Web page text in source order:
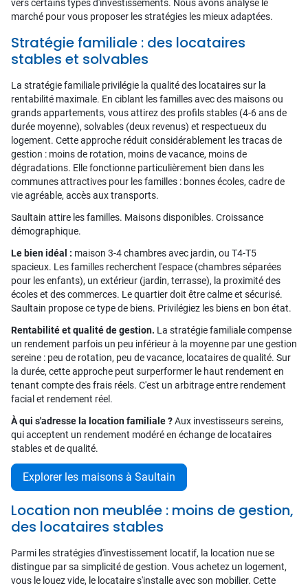
vers certains types d'investissements. Nous avons analysé le
marché pour vous proposer les stratégies les mieux adaptées.
Stratégie familiale : des locataires
stables et solvables
La stratégie familiale privilégie la qualité des locataires sur la
rentabilité maximale. En ciblant les familles avec des maisons ou
grands appartements, vous attirez des profils stables (4-6 ans de
durée moyenne), solvables (deux revenus) et respectueux du
logement. Cette approche réduit considérablement les tracas de
gestion : moins de rotation, moins de vacance, moins de
dégradations. Elle fonctionne particulièrement bien dans les
communes attractives pour les familles : bonnes écoles, cadre de
vie agréable, accès aux transports.
Saultain attire les familles. Maisons disponibles. Croissance
démographique.
Le bien idéal : maison 3-4 chambres avec jardin, ou T4-T5
spacieux. Les familles recherchent l'espace (chambres séparées
pour les enfants), un extérieur (jardin, terrasse), la proximité des
écoles et des commerces. Le quartier doit être calme et sécurisé.
Saultain propose ce type de biens. Privilégiez les biens en bon état.
Rentabilité et qualité de gestion. La stratégie familiale compense
un rendement parfois un peu inférieur à la moyenne par une gestion
sereine : peu de rotation, peu de vacance, locataires de qualité. Sur
la durée, cette approche peut surperformer le haut rendement en
tenant compte des frais réels. C'est un arbitrage entre rendement
facial et rendement réel.
À qui s'adresse la location familiale ?Aux investisseurs sereins,
qui acceptent un rendement modéré en échange de locataires
stables et de qualité.
Explorer les maisons à Saultain
Location non meublée : moins de gestion,
des locataires stables
Parmi les stratégies d'investissement locatif, la location nue se
distingue par sa simplicité de gestion. Vous achetez un logement,
vous le louez vide, le locataire s'installe avec son mobilier. Cette